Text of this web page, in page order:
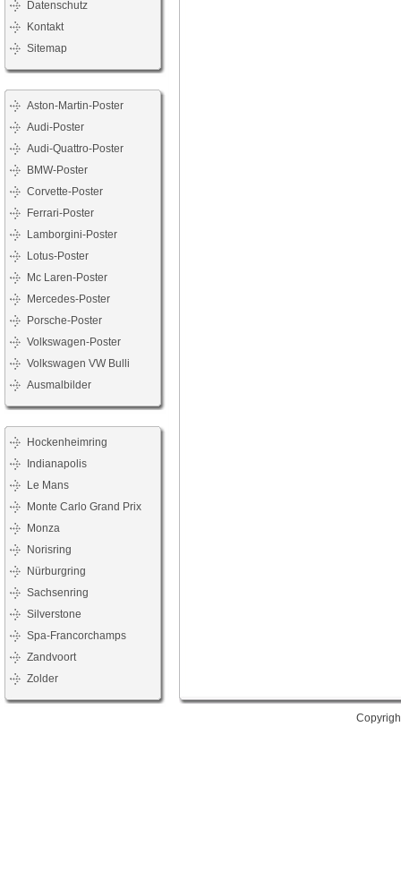
Datenschutz
Kontakt
Sitemap
Aston-Martin-Poster
Audi-Poster
Audi-Quattro-Poster
BMW-Poster
Corvette-Poster
Ferrari-Poster
Lamborgini-Poster
Lotus-Poster
Mc Laren-Poster
Mercedes-Poster
Porsche-Poster
Volkswagen-Poster
Volkswagen VW Bulli
Ausmalbilder
Hockenheimring
Indianapolis
Le Mans
Monte Carlo Grand Prix
Monza
Norisring
Nürburgring
Sachsenring
Silverstone
Spa-Francorchamps
Zandvoort
Zolder